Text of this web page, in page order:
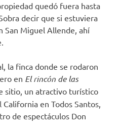
quedó fuera hasta
decir que si estuviera
San Miguel Allende, ahí
la finca donde se rodaron
en El rincón de las
sitio, un atractivo turístico
en Todos Santos,
de espectáculos Don